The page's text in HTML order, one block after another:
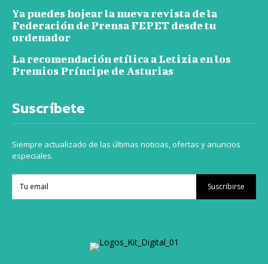
Ya puedes hojear la nueva revista de la
Federación de Prensa FEPET desde tu
ordenador
La recomendación etílica a Letizia en los
Premios Príncipe de Asturias
Suscríbete
Siempre actualizado de las últimas noticias, ofertas y anuncios
especiales.
Suscribirse